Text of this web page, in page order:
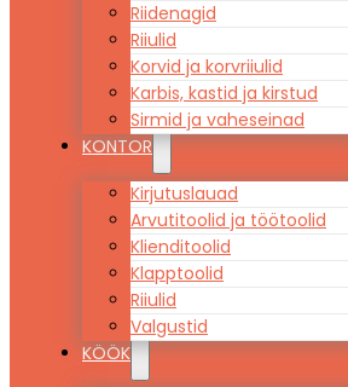
Riidenagid
Riiulid
Korvid ja korvriiulid
Karbis, kastid ja kirstud
Sirmid ja vaheseinad
KONTOR
Kirjutuslauad
Arvutitoolid ja töötoolid
Klienditoolid
Klapptoolid
Riiulid
Valgustid
KÖÖK